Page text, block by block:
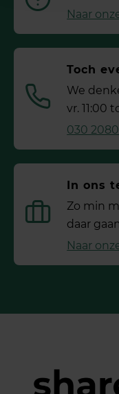
Naar
Toch
We
vr. 11:00
030
In ons
Zo min
daar
Naar